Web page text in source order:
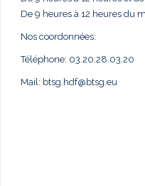
De 9 heures à 12 heures du
Nos coordonnées:
Téléphone: 03.20.28.03.20
Mail: btsg.hdf@btsg.eu